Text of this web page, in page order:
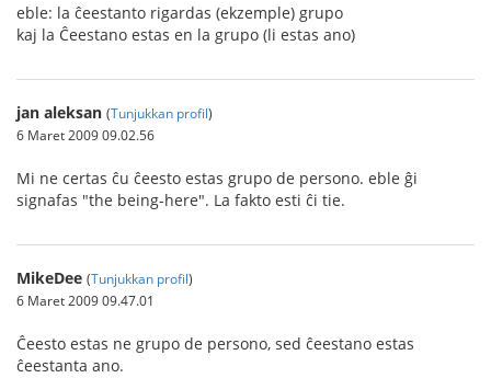
eble: la ĉeestanto rigardas (ekzemple) grupo
kaj la Ĉeestano estas en la grupo (li estas ano)
jan aleksan (Tunjukkan profil)
6 Maret 2009 09.02.56
Mi ne certas ĉu ĉeesto estas grupo de persono. eble ĝi
signafas "the being-here". La fakto esti ĉi tie.
MikeDee (Tunjukkan profil)
6 Maret 2009 09.47.01
Ĉeesto estas ne grupo de persono, sed ĉeestano estas
ĉeestanta ano.